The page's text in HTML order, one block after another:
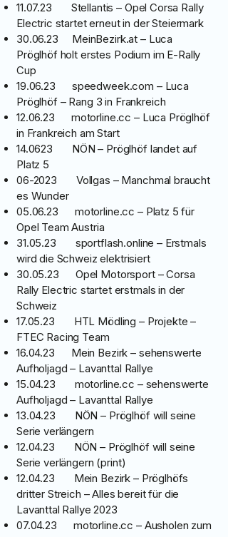
11.07.23 Stellantis – Opel Corsa Rally
Electric startet erneut in der Steiermark
30.06.23 MeinBezirk.at – Luca
Pröglhöf holt erstes Podium im E-Rally
Cup
19.06.23 speedweek.com – Luca
Pröglhöf – Rang 3 in Frankreich
12.06.23 motorline.cc – Luca Pröglhöf
in Frankreich am Start
14.0623 NÖN – Pröglhöf landet auf
Platz 5
06-2023 Vollgas – Manchmal braucht
es Wunder
05.06.23 motorline.cc – Platz 5 für
Opel Team Austria
31.05.23 sportflash.online – Erstmals
wird die Schweiz elektrisiert
30.05.23 Opel Motorsport – Corsa
Rally Electric startet erstmals in der
Schweiz
17.05.23 HTL Mödling – Projekte –
FTEC Racing Team
16.04.23 Mein Bezirk – sehenswerte
Aufholjagd – Lavanttal Rallye
15.04.23 motorline.cc – sehenswerte
Aufholjagd – Lavanttal Rallye
13.04.23 NÖN – Pröglhöf will seine
Serie verlängern
12.04.23 NÖN – Pröglhöf will seine
Serie verlängern (print)
12.04.23 Mein Bezirk – Pröglhöfs
dritter Streich – Alles bereit für die
Lavanttal Rallye 2023
07.04.23 motorline.cc – Ausholen zum